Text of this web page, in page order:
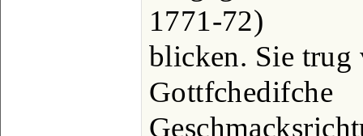
1771-72)
blicken. Sie trug
Gottfchedifche